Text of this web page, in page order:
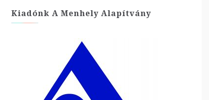
Kiadónk A Menhely Alapítvány